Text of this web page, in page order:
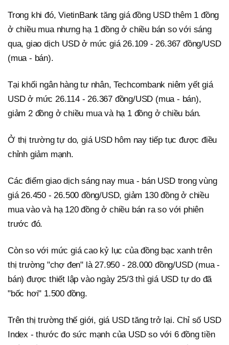
Trong khi đó, VietinBank tăng giá đồng USD thêm 1 đồng
ở chiều mua nhưng hạ 1 đồng ở chiều bán so với sáng
qua, giao dịch USD ở mức giá 26.109 - 26.367 đồng/USD
(mua - bán).
Tại khối ngân hàng tư nhân, Techcombank niêm yết giá
USD ở mức 26.114 - 26.367 đồng/USD (mua - bán),
giảm 2 đồng ở chiều mua và hạ 1 đồng ở chiều bán.
Ở thị trường tự do, giá USD hôm nay tiếp tục được điều
chỉnh giảm mạnh.
Các điểm giao dịch sáng nay mua - bán USD trong vùng
giá 26.450 - 26.500 đồng/USD, giảm 130 đồng ở chiều
mua vào và hạ 120 đồng ở chiều bán ra so với phiên
trước đó.
Còn so với mức giá cao kỷ lục của đồng bạc xanh trên
thị trường "chợ đen" là 27.950 - 28.000 đồng/USD (mua -
bán) được thiết lập vào ngày 25/3 thì giá USD tự do đã
"bốc hơi" 1.500 đồng.
Trên thị trường thế giới, giá USD tăng trở lại. Chỉ số USD
Index - thước đo sức mạnh của USD so với 6 đồng tiền